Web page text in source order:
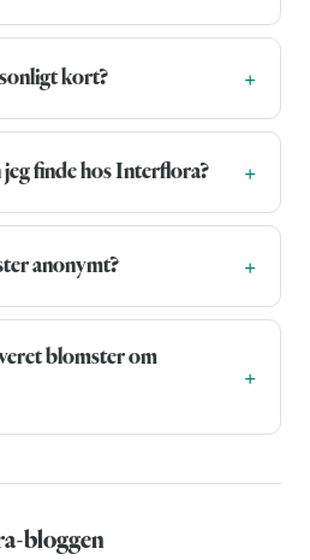
kort?
finde hos Interflora?
anonymt?
blomster om
bloggen